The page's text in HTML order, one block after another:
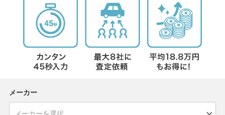
メーカー